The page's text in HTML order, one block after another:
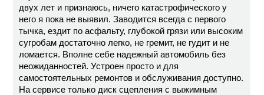
двух лет и признаюсь, ничего катастрофического у
него я пока не выявил. Заводится всегда с первого
тычка, ездит по асфальту, глубокой грязи или высоким
сугробам достаточно легко, не гремит, не гудит и не
ломается. Вполне себе надежный автомобиль без
неожиданностей. Устроен просто и для
самостоятельных ремонтов и обслуживания доступно.
На сервисе только диск сцепления с выжимным